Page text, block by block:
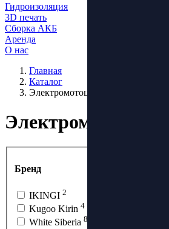
Гидроизоляция
3D печать
Сборка АКБ
Аренда
О нас
Главная
Каталог
Электромотоциклы
Электромотоциклы
Бренд
IKINGI 2
Kugoo Kirin 4
White Siberia 8